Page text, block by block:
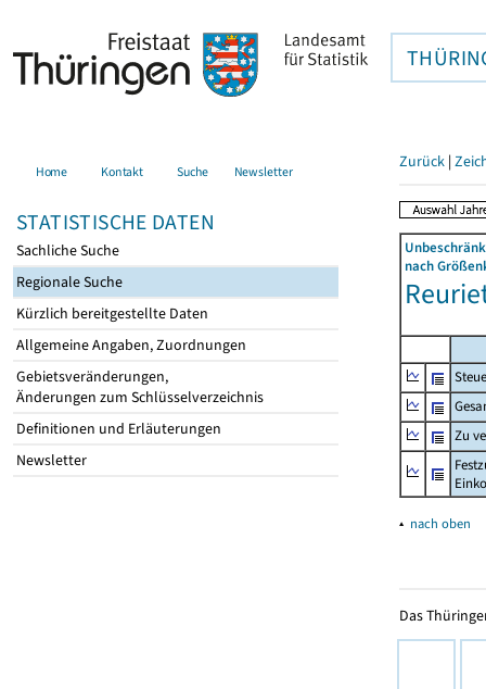
Home Kontakt Suche Newsletter
STATISTISCHE DATEN
Sachliche Suche
Regionale Suche
Kürzlich bereitgestellte Daten
Allgemeine Angaben, Zuordnungen
Gebietsveränderungen,
Änderungen zum Schlüsselverzeichnis
Definitionen und Erläuterungen
Newsletter
Zurück |
nach
Zu
▴ nach oben
Das